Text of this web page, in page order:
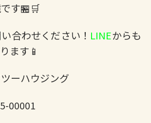
す🏪🛒
合わせください！ LINEからも
ます📱
ーハウジング
00001